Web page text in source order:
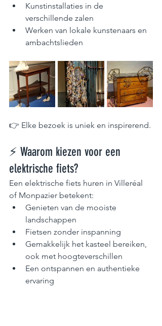
Kunstinstallaties in de
verschillende zalen
Werken van lokale kunstenaars en
ambachtslieden
👉 Elke bezoek is uniek en inspirerend.
⚡ Waarom kiezen voor een
elektrische fiets?
Een elektrische fiets huren in Villeréal
of Monpazier betekent:
Genieten van de mooiste
landschappen
Fietsen zonder inspanning
Gemakkelijk het kasteel bereiken,
ook met hoogteverschillen
Een ontspannen en authentieke
ervaring